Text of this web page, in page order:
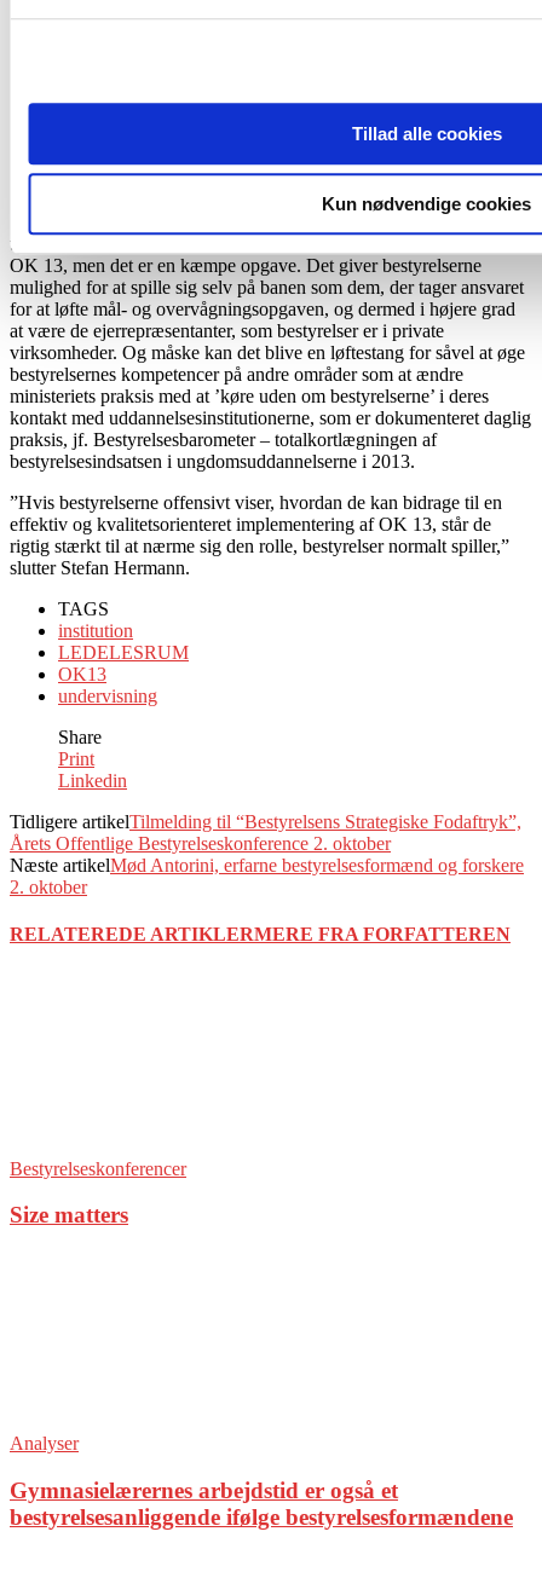
Tillad alle cookies
Kun nødvendige cookies
understøtte uddannelsesinstitutionerne i at omsætte ledelsesrummet i
OK 13, men det er en kæmpe opgave. Det giver bestyrelserne
mulighed for at spille sig selv på banen som dem, der tager ansvaret
for at løfte mål- og overvågningsopgaven, og dermed i højere grad
at være de ejerrepræsentanter, som bestyrelser er i private
virksomheder. Og måske kan det blive en løftestang for såvel at øge
bestyrelsernes kompetencer på andre områder som at ændre
ministeriets praksis med at ’køre uden om bestyrelserne’ i deres
kontakt med uddannelsesinstitutionerne, som er dokumenteret daglig
praksis, jf. Bestyrelsesbarometer – totalkortlægningen af
bestyrelsesindsatsen i ungdomsuddannelserne i 2013.
”Hvis bestyrelserne offensivt viser, hvordan de kan bidrage til en
effektiv og kvalitetsorienteret implementering af OK 13, står de
rigtig stærkt til at nærme sig den rolle, bestyrelser normalt spiller,”
slutter Stefan Hermann.
TAGS
institution
LEDELESRUM
OK13
undervisning
Share
Print
Linkedin
Tidligere artikelTilmelding til “Bestyrelsens Strategiske Fodaftryk”,
Årets Offentlige Bestyrelseskonference 2. oktober
Næste artikelMød Antorini, erfarne bestyrelsesformænd og forskere
2. oktober
RELATEREDE ARTIKLERMERE FRA FORFATTEREN
Bestyrelseskonferencer
Size matters
Analyser
Gymnasielærernes arbejdstid er også et
bestyrelsesanliggende ifølge bestyrelsesformændene